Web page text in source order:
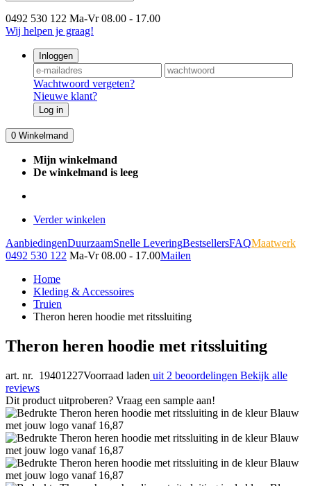
0492 530 122 Ma-Vr 08.00 - 17.00
Wij helpen je graag!
Inloggen
Wachtwoord vergeten?
Nieuwe klant?
Log in
0 Winkelmand
Mijn winkelmand
De winkelmand is leeg
Verder winkelen
AanbiedingenDuurzaamSnelle LeveringBestsellersFAQMaatwerk
0492 530 122 Ma-Vr 08.00 - 17.00Mailen
Home
Kleding & Accessoires
Truien
Theron heren hoodie met ritssluiting
Theron heren hoodie met ritssluiting
art. nr. 19401227Voorraad laden uit 2 beoordelingen Bekijk alle
reviews
Dit product uitproberen? Vraag een sample aan!